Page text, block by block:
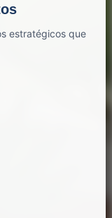
estratégicos que